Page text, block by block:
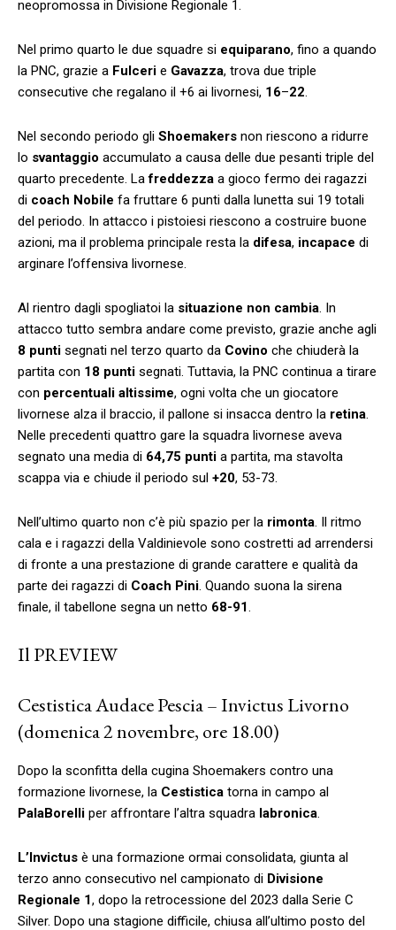
neopromossa in Divisione Regionale 1.
Nel primo quarto le due squadre si equiparano, fino a quando
la PNC, grazie a Fulceri e Gavazza, trova due triple
consecutive che regalano il +6 ai livornesi, 16–22.
Nel secondo periodo gli Shoemakers non riescono a ridurre
lo svantaggio accumulato a causa delle due pesanti triple del
quarto precedente. Lafreddezza a gioco fermo dei ragazzi
di coach Nobile fa fruttare 6 punti dalla lunetta sui 19 totali
del periodo. In attacco i pistoiesi riescono a costruire buone
azioni, ma il problema principale resta la difesa, incapace di
arginare l’offensiva livornese.
Al rientro dagli spogliatoi la situazione non cambia. In
attacco tutto sembra andare come previsto, grazie anche agli
8 punti segnati nel terzo quarto da Covino che chiuderà la
partita con 18 punti segnati. Tuttavia, la PNC continua a tirare
con percentuali altissime, ogni volta che un giocatore
livornese alza il braccio, il pallone si insacca dentro la retina.
Nelle precedenti quattro gare la squadra livornese aveva
segnato una media di 64,75 punti a partita, ma stavolta
scappa via e chiude il periodo sul +20, 53-73.
Nell’ultimo quarto non c’è più spazio per la rimonta. Il ritmo
cala e i ragazzi della Valdinievole sono costretti ad arrendersi
di fronte a una prestazione di grande carattere e qualità da
parte dei ragazzi di Coach Pini. Quando suona la sirena
finale, il tabellone segna un netto 68-91.
Il PREVIEW
Cestistica Audace Pescia – Invictus Livorno
(domenica 2 novembre, ore 18.00)
Dopo la sconfitta della cugina Shoemakers contro una
formazione livornese, la Cestistica torna in campo al
PalaBorelli per affrontare l’altra squadra labronica.
L’Invictus è una formazione ormai consolidata, giunta al
terzo anno consecutivo nel campionato di Divisione
Regionale 1, dopo la retrocessione del 2023 dalla Serie C
Silver. Dopo una stagione difficile, chiusa all’ultimo posto del